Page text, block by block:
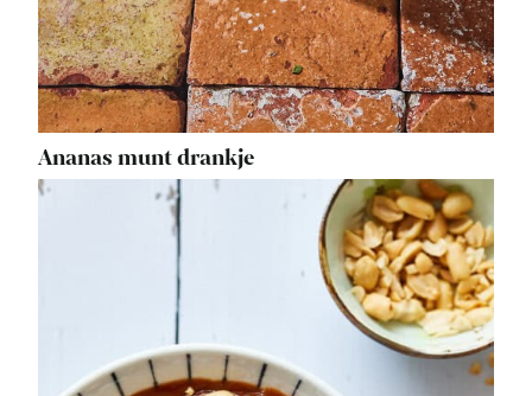
Ananas munt drankje